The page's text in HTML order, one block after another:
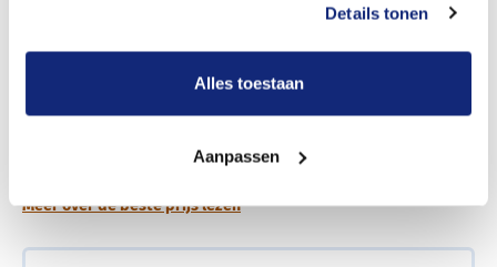
Details tonen
Alles toestaan
Aanpassen
Meer over de beste prijs lezen